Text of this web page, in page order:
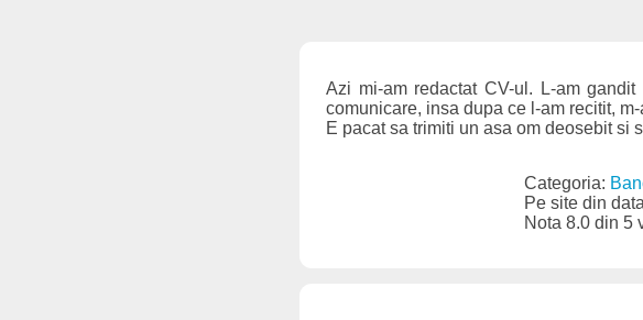
Azi mi-am redactat CV-ul. L-am
comunicare, insa dupa ce l-am recitit,
E pacat sa trimiti un asa om deosebit si
Categoria:
Pe site din
Nota 8.0 din 5